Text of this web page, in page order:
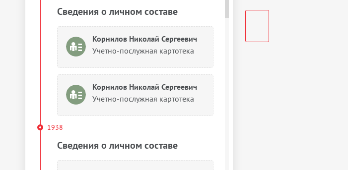
Сведения о личном составе
Корнилов Николай Сергеевич
Учетно-послужная картотека
Корнилов Николай Сергеевич
Учетно-послужная картотека
1938
Сведения о личном составе